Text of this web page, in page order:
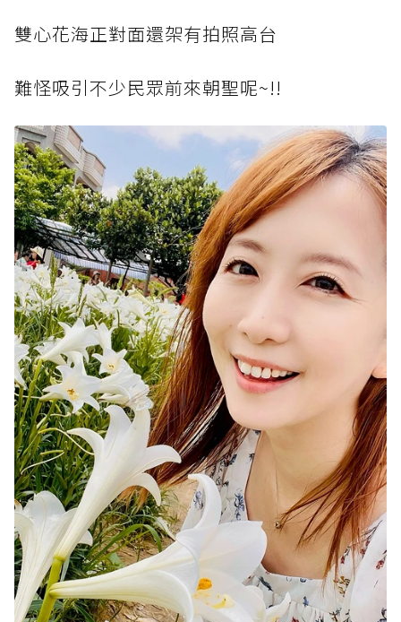
雙心花海正對面還架有拍照高台
難怪吸引不少民眾前來朝聖呢~!!